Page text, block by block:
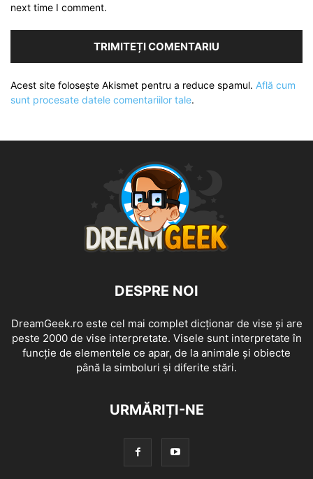
next time I comment.
Acest site folosește Akismet pentru a reduce spamul. Află cum
sunt procesate datele comentariilor tale.
DESPRE NOI
DreamGeek.ro este cel mai complet dicționar de vise și are
peste 2000 de vise interpretate. Visele sunt interpretate în
funcție de elementele ce apar, de la animale și obiecte
până la simboluri și diferite stări.
URMĂRIȚI-NE